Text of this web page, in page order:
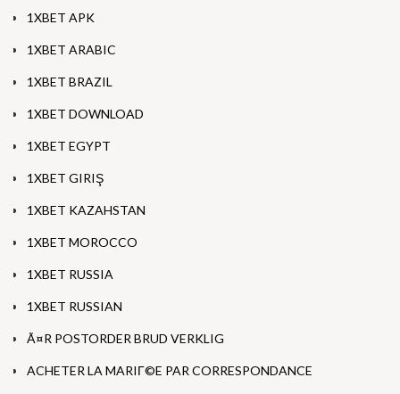
1XBET APK
1XBET ARABIC
1XBET BRAZIL
1XBET DOWNLOAD
1XBET EGYPT
1XBET GIRIŞ
1XBET KAZAHSTAN
1XBET MOROCCO
1XBET RUSSIA
1XBET RUSSIAN
Ã¤R POSTORDER BRUD VERKLIG
ACHETER LA MARIГ©E PAR CORRESPONDANCE